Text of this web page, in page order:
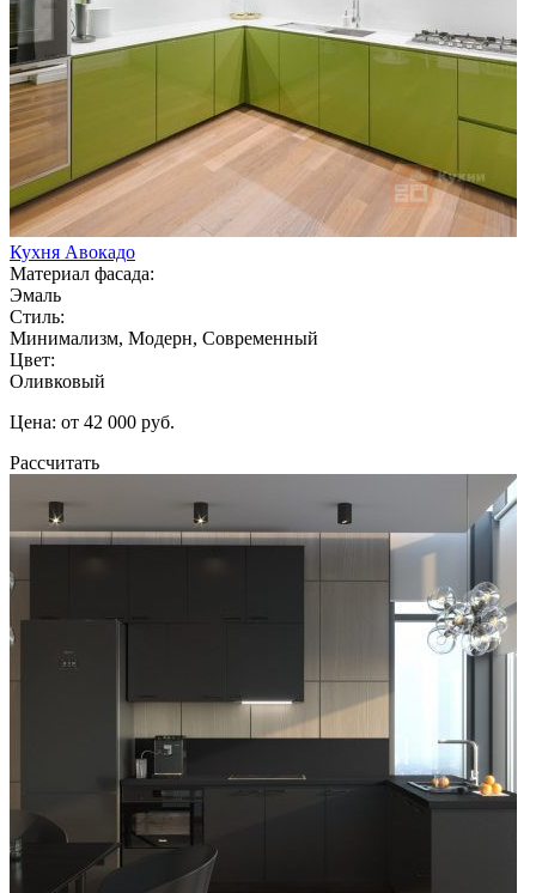
Кухня Авокадо
Материал фасада:
Эмаль
Стиль:
Минимализм, Модерн, Современный
Цвет:
Оливковый
Цена: от 42 000 руб.
Рассчитать